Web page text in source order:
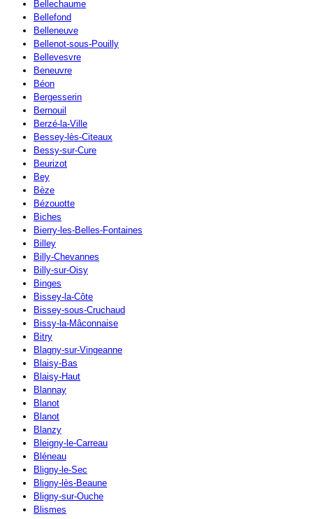
Bellechaume
Bellefond
Belleneuve
Bellenot-sous-Pouilly
Bellevesvre
Beneuvre
Béon
Bergesserin
Bernouil
Berzé-la-Ville
Bessey-lès-Citeaux
Bessy-sur-Cure
Beurizot
Bey
Bèze
Bézouotte
Biches
Bierry-les-Belles-Fontaines
Billey
Billy-Chevannes
Billy-sur-Oisy
Binges
Bissey-la-Côte
Bissey-sous-Cruchaud
Bissy-la-Mâconnaise
Bitry
Blagny-sur-Vingeanne
Blaisy-Bas
Blaisy-Haut
Blannay
Blanot
Blanot
Blanzy
Bleigny-le-Carreau
Bléneau
Bligny-le-Sec
Bligny-lès-Beaune
Bligny-sur-Ouche
Blismes